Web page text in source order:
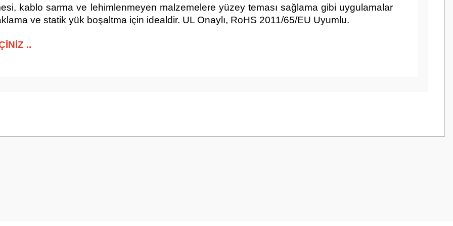
kablo sarma ve lehimlenmeyen malzemelere yüzey teması sağlama gibi uygulamalar
ve statik yük boşaltma için idealdir. UL Onaylı, RoHS 2011/65/EU Uyumlu.
..